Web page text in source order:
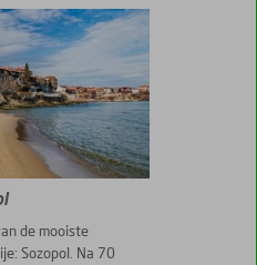
de mooiste
Sozopol. Na 70